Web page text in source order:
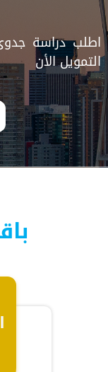
اطلب دراسة
التمويل الأن